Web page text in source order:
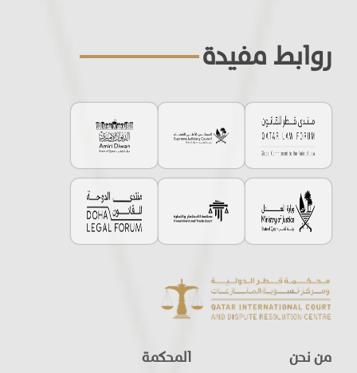
روابط مفيدة
من نحن المحكمة